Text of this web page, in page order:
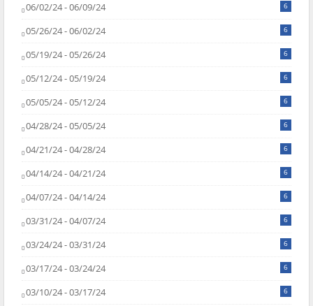
06/02/24 - 06/09/24 6
05/26/24 - 06/02/24 6
05/19/24 - 05/26/24 6
05/12/24 - 05/19/24 6
05/05/24 - 05/12/24 6
04/28/24 - 05/05/24 6
04/21/24 - 04/28/24 6
04/14/24 - 04/21/24 6
04/07/24 - 04/14/24 6
03/31/24 - 04/07/24 6
03/24/24 - 03/31/24 6
03/17/24 - 03/24/24 6
03/10/24 - 03/17/24 6